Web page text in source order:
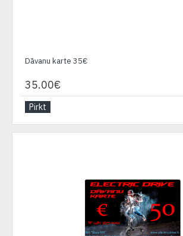
Dāvanu karte 35€
35.00€
Pirkt